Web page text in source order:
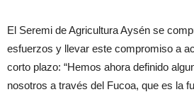
El Seremi de Agricultura Aysén se
esfuerzos y llevar este compromiso a
corto plazo: “Hemos ahora definido
nosotros a través del Fucoa, que es la